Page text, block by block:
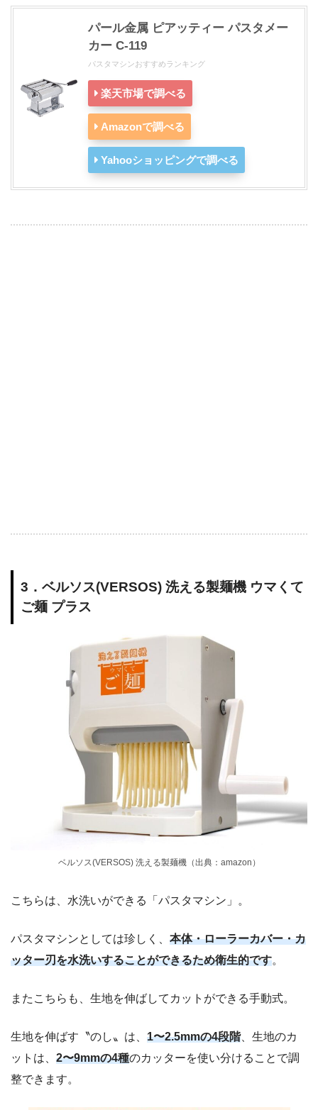
パール金属 ピアッティー パスタメー
カー C-119
パスタマシンおすすめランキング
楽天市場で調べる
Amazonで調べる
Yahooショッピングで調べる
3．ベルソス(VERSOS) 洗える製麺機 ウマくて
ご麺 プラス
ベルソス(VERSOS) 洗える製麺機（出典：amazon）
こちらは、水洗いができる「パスタマシン」。
パスタマシンとしては珍しく、 本体・ローラーカバー・カ
ッター刃を水洗いすることができるため衛生的です。
またこちらも、生地を伸ばしてカットができる手動式。
生地を伸ばす〝のし〟は、 1〜2.5mmの4段階、生地のカ
ットは、 2〜9mmの4種のカッターを使い分けることで調
整できます。